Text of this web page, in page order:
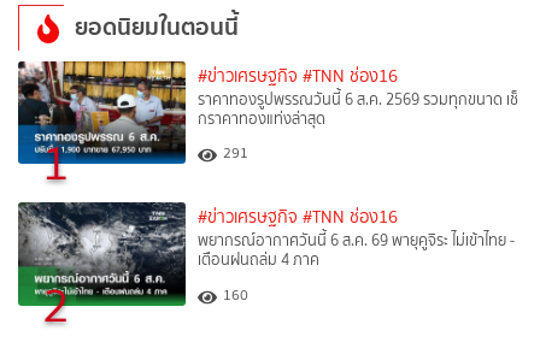
ยอดนิยมในตอนนี้
1
#ข่าวเศรษฐกิจ #TNN ช่อง16
ราคาทองรูปพรรณวันนี้ 6 ส.ค. 2569 รวมทุกขนาด เช็
กราคาทองแท่งล่าสุด
291
2
#ข่าวเศรษฐกิจ #TNN ช่อง16
พยากรณ์อากาศวันนี้ 6 ส.ค. 69 พายุคูจิระ ไม่เข้าไทย -
เตือนฝนถล่ม 4 ภาค
160